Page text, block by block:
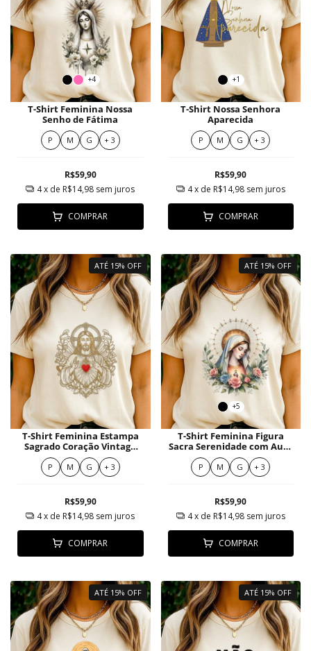
+4
T-Shirt Feminina Nossa
Senho de Fátima
P M G + 3
R$59,90
4x de R$14,98 sem juros
COMPRAR
+1
T-Shirt Nossa Senhora
Aparecida
P M G + 3
R$59,90
4x de R$14,98 sem juros
COMPRAR
ATÉ 15% OFF
T-Shirt Feminina Estampa
Sagrado Coração Vintage
com Detalhes Dourados
P M G + 3
R$59,90
4x de R$14,98 sem juros
COMPRAR
ATÉ 15% OFF
+5
T-Shirt Feminina Figura
Sacra Serenidade com Aura
Dourada e Flores Suaves
P M G + 3
R$59,90
4x de R$14,98 sem juros
COMPRAR
ATÉ 15% OFF ATÉ 15% OFF